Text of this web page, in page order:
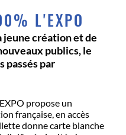
L'EXPO
jeune création et de
publics, le
passés par
propose un
française, en accès
donne carte blanche